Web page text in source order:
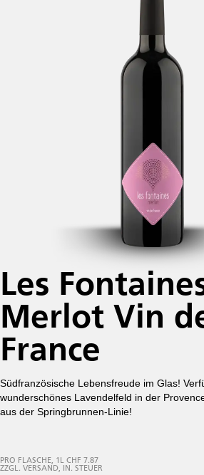
Les
Merlot Vin
France
Südfranzösische Lebensfreude im Glas!
wunderschönes Lavendelfeld in der
aus der Springbrunnen-Linie!
PRO FLASCHE, 1L CHF 7.87
ZZGL. VERSAND, IN. STEUER